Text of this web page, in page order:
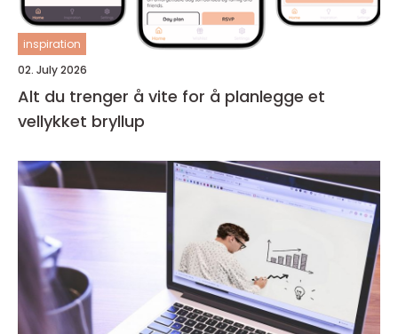
inspiration
02. July 2026
Alt du trenger å vite for å planlegge et
vellykket bryllup